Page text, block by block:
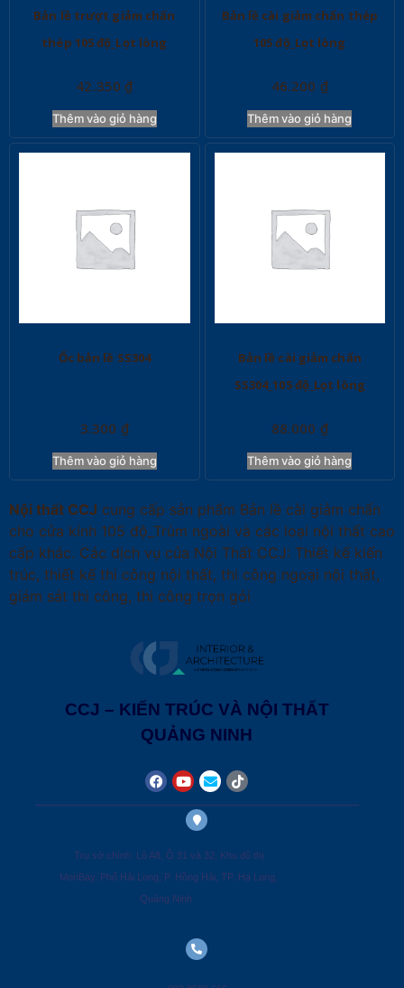
Bản lề trượt giảm chấn
thép 105 độ_Lọt lòng
42.350 ₫
Thêm vào giỏ hàng
Bản lề cài giảm chấn thép
105 độ_Lọt lòng
46.200 ₫
Thêm vào giỏ hàng
Ốc bản lề SS304
3.300 ₫
Thêm vào giỏ hàng
Bản lề cài giảm chấn
SS304_105 độ_Lọt lòng
88.000 ₫
Thêm vào giỏ hàng
Nội thất CCJ cung cấp sản phẩm Bản lề cài giảm chấn
cho cửa kính 105 độ_Trùm ngoài và các loại nội thất cao
cấp khác. Các dịch vụ của Nội Thất CCJ: Thiết kế kiến
trúc, thiết kế thi công nội thất, thi công ngoại nội thất,
giám sát thi công, thi công trọn gói
CCJ – KIẾN TRÚC VÀ NỘI THẤT
QUẢNG NINH
Trụ sở chính: Lô A8, Ô 31 và 32, Khu đô thị
MonBay, Phố Hải Long, P. Hồng Hải, TP. Hạ Long,
Quảng Ninh